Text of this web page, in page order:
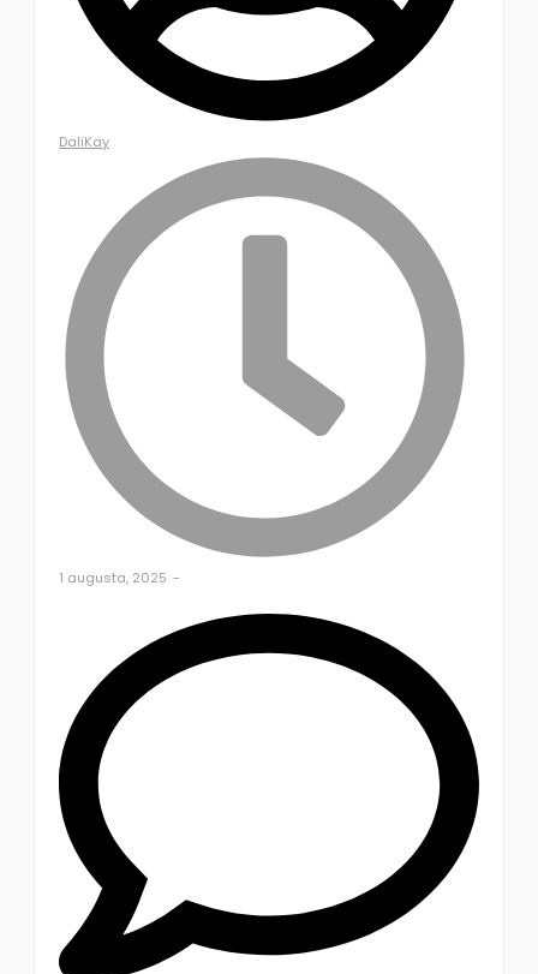
DaliKay
1 augusta, 2025 -